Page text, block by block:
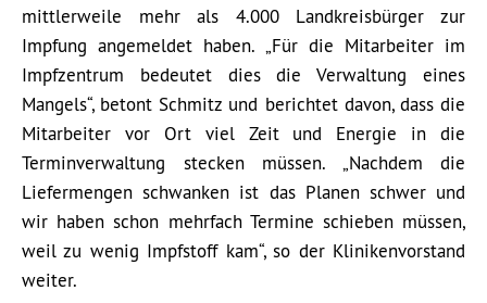
mittlerweile mehr als 4.000 Landkreisbürger zur
Impfung angemeldet haben. „Für die Mitarbeiter im
Impfzentrum bedeutet dies die Verwaltung eines
Mangels“, betont Schmitz und berichtet davon, dass die
Mitarbeiter vor Ort viel Zeit und Energie in die
Terminverwaltung stecken müssen. „Nachdem die
Liefermengen schwanken ist das Planen schwer und
wir haben schon mehrfach Termine schieben müssen,
weil zu wenig Impfstoff kam“, so der Klinikenvorstand
weiter.